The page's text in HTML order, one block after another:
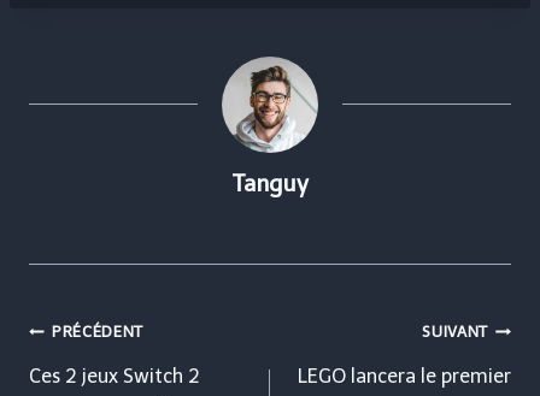
Tanguy
Navigation
de
PRÉCÉDENT
Ces 2 jeux Switch 2
SUIVANT
LEGO lancera le premier